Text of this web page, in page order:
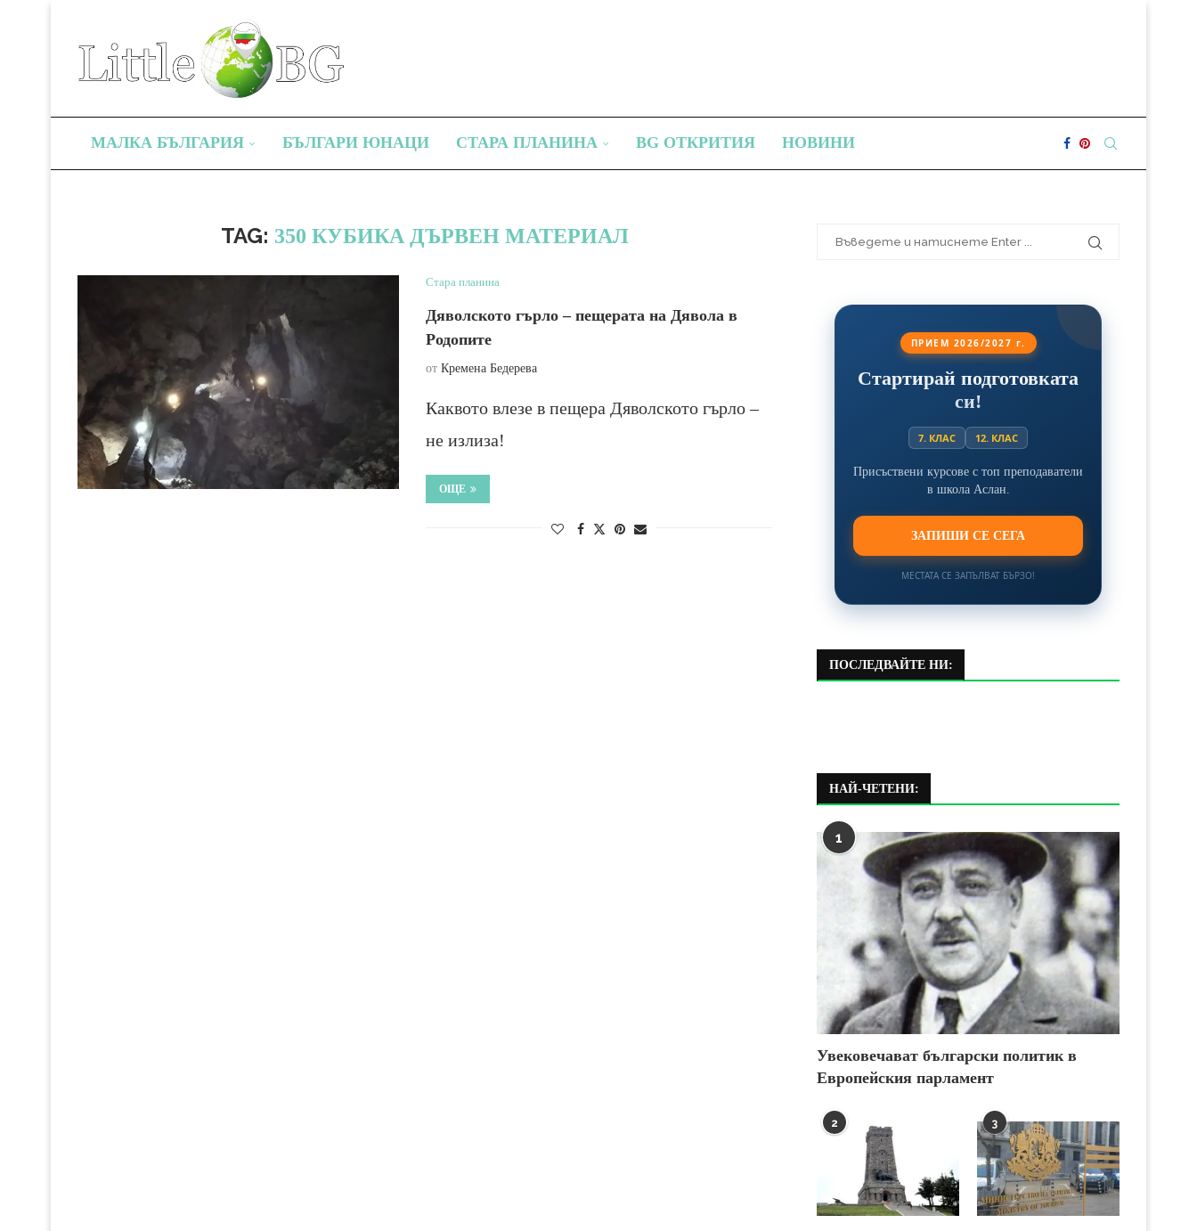
МАЛКА БЪЛГАРИЯ БЪЛГАРИ ЮНАЦИ СТАРА ПЛАНИНА BG ОТКРИТИЯ НОВИНИ
TAG: 350 КУБИКА ДЪРВЕН МАТЕРИАЛ
Стара планина
Дяволското гърло – пещерата на Дявола в
Родопите
от Кремена Бедерева
Каквото влезе в пещера Дяволското гърло –
не излиза!
ОЩЕ
ПРИЕМ 2026/2027 г.
Стартирай подготовката
си!
7. КЛАС 12. КЛАС
Присъствени курсове с топ преподаватели
в школа Аслан.
ЗАПИШИ СЕ СЕГА
МЕСТАТА СЕ ЗАПЪЛВАТ БЪРЗО!
ПОСЛЕДВАЙТЕ НИ:
НАЙ-ЧЕТЕНИ:
1
Увековечават български политик в
Европейския парламент
2 3